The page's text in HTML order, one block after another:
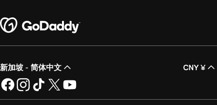
新加坡 - 简体中文 CNY ¥